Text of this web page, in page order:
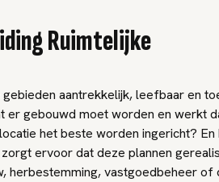
Ruimtelijke
aantrekkelijk, leefbaar en
er gebouwd moet worden en werkt
het beste worden ingericht?
ervoor dat deze plannen
herbestemming, vastgoedbeheer of